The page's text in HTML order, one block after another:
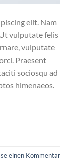
elit. Nam
vulputate felis
vulputate
Praesent
sociosqu ad
himenaeos.
einen Kommentar